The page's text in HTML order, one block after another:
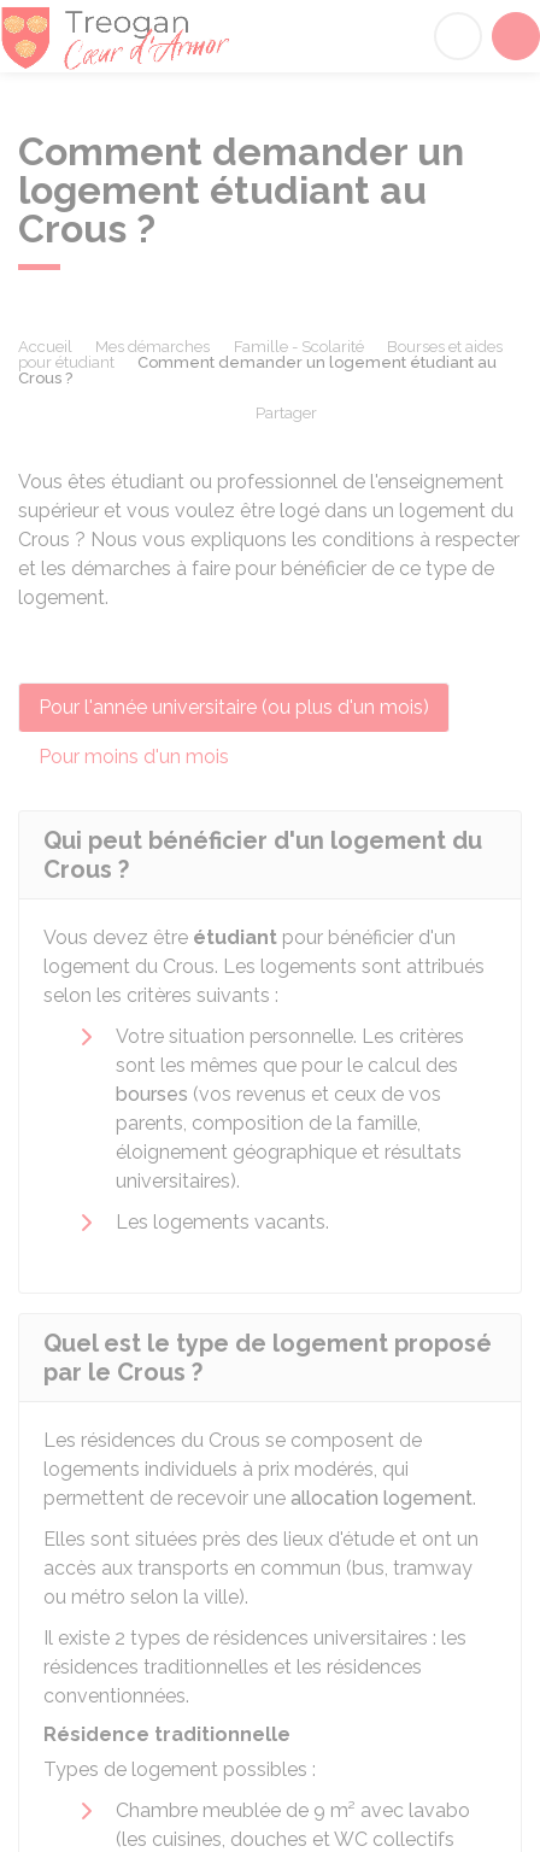
Comment demander un
logement étudiant au
Crous ?
Accueil Mes démarches Famille - Scolarité
Bourses et aides
pour étudiant
Comment demander un logement étudiant au
Crous ?
Partager
Vous êtes étudiant ou professionnel de l'enseignement
supérieur et vous voulez être logé dans un logement du
Crous ? Nous vous expliquons les conditions à respecter
et les démarches à faire pour bénéficier de ce type de
logement.
Pour l'année universitaire (ou plus d'un mois)
Pour moins d'un mois
Qui peut bénéficier d'un logement du
Crous ?
Vous devez être étudiant pour bénéficier d'un
logement du Crous. Les logements sont attribués
selon les critères suivants :
Votre situation personnelle. Les critères
sont les mêmes que pour le calcul des
bourses (vos revenus et ceux de vos
parents, composition de la famille,
éloignement géographique et résultats
universitaires).
Les logements vacants.
Quel est le type de logement proposé
par le Crous ?
Les résidences du Crous se composent de
logements individuels à prix modérés, qui
permettent de recevoir une allocation logement.
Elles sont situées près des lieux d'étude et ont un
accès aux transports en commun (bus, tramway
ou métro selon la ville).
Il existe 2 types de résidences universitaires : les
résidences traditionnelles et les résidences
conventionnées.
Résidence traditionnelle
Types de logement possibles :
Chambre meublée de 9 m² avec lavabo
(les cuisines, douches et WC collectifs